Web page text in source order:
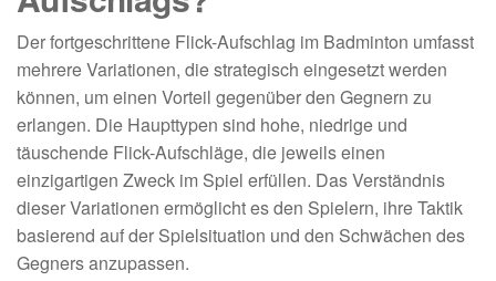
Der fortgeschrittene Flick-Aufschlag im Badminton umfasst
mehrere Variationen, die strategisch eingesetzt werden
können, um einen Vorteil gegenüber den Gegnern zu
erlangen. Die Haupttypen sind hohe, niedrige und
täuschende Flick-Aufschläge, die jeweils einen
einzigartigen Zweck im Spiel erfüllen. Das Verständnis
dieser Variationen ermöglicht es den Spielern, ihre Taktik
basierend auf der Spielsituation und den Schwächen des
Gegners anzupassen.